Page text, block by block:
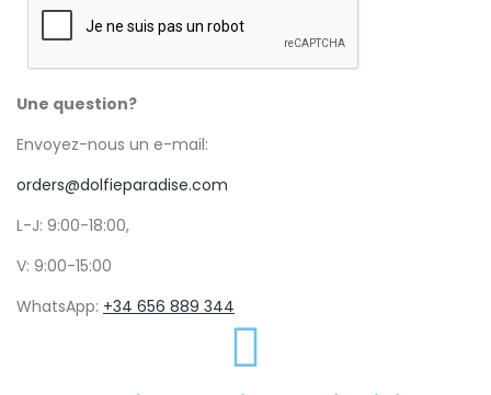
Une question?
Envoyez-nous un e-mail:
orders@dolfieparadise.com
L-J: 9:00-18:00,
V: 9:00-15:00
WhatsApp: +34 656 889 344